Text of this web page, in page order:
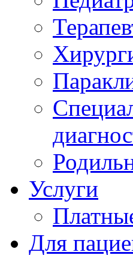
Услуги
Для